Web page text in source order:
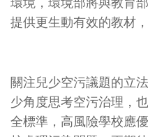
提供更生動有效的教材
關注兒少空污議題的立
少角度思考空污治理，
全標準，高風險學校應